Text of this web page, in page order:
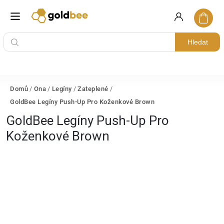
Hledat
Domů / Ona / Legíny / Zateplené /
GoldBee Legíny Push-Up Pro Koženkové Brown
GoldBee Legíny Push-Up Pro
Koženkové Brown